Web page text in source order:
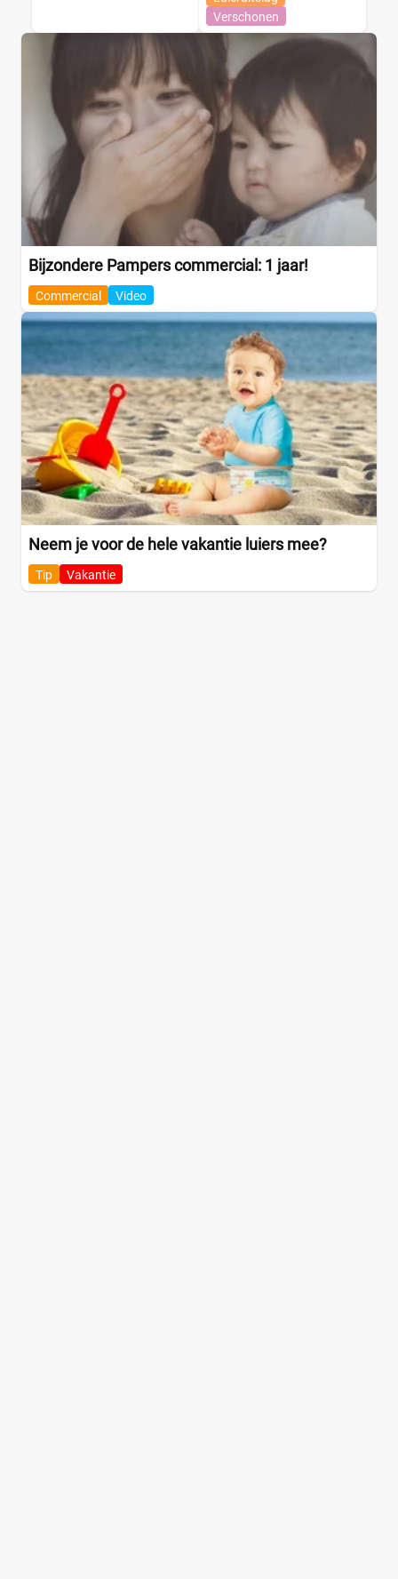
Verschonen
Bijzondere Pampers commercial: 1 jaar!
Commercial Video
Neem je voor de hele vakantie luiers mee?
Tip Vakantie